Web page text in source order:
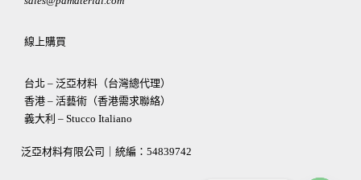
線上購買
台北 – 泛亞材料（台灣總代理）
香港 – 活藝術（香港需求聯絡）
義大利 – Stucco Italiano
泛亞材料有限公司｜統編： 54839742